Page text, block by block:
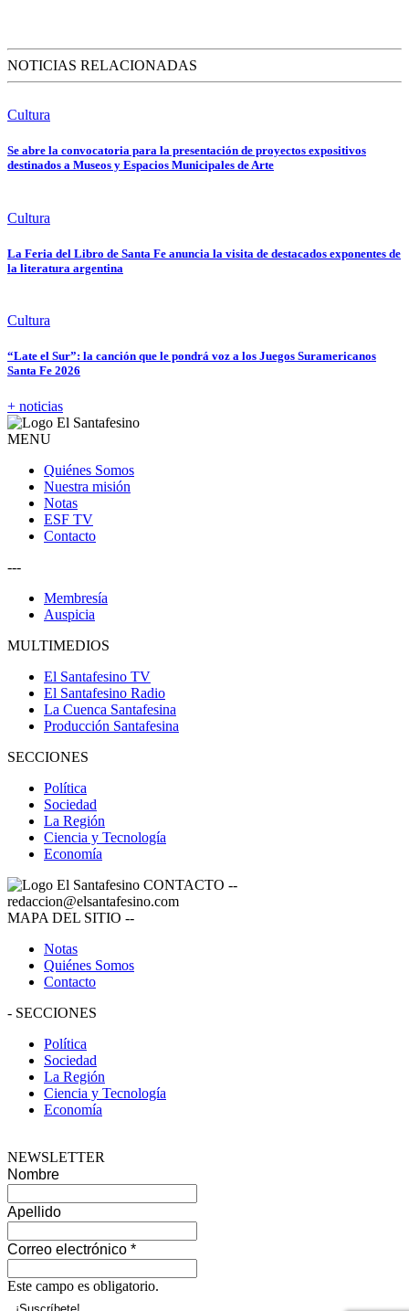
NOTICIAS RELACIONADAS
Cultura
Se abre la convocatoria para la presentación de proyectos expositivos
destinados a Museos y Espacios Municipales de Arte
Cultura
La Feria del Libro de Santa Fe anuncia la visita de destacados exponentes de
la literatura argentina
Cultura
“Late el Sur”: la canción que le pondrá voz a los Juegos Suramericanos
Santa Fe 2026
+ noticias
MENU
Quiénes Somos
Nuestra misión
Notas
ESF TV
Contacto
---
Membresía
Auspicia
MULTIMEDIOS
El Santafesino TV
El Santafesino Radio
La Cuenca Santafesina
Producción Santafesina
SECCIONES
Política
Sociedad
La Región
Ciencia y Tecnología
Economía
CONTACTO --
redaccion@elsantafesino.com
MAPA DEL SITIO --
Notas
Quiénes Somos
Contacto
- SECCIONES
Política
Sociedad
La Región
Ciencia y Tecnología
Economía
NEWSLETTER
Nombre
Apellido
Correo electrónico *
Este campo es obligatorio.